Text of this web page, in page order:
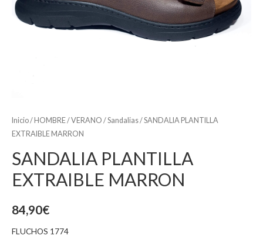
Inicio/ HOMBRE/VERANO /Sandalias/ SANDALIA PLANTILLA
EXTRAIBLE MARRON
SANDALIA PLANTILLA
EXTRAIBLE MARRON
84,90€
FLUCHOS 1774